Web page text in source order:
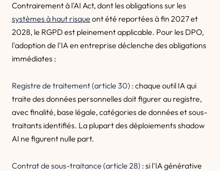
Contrairement à l'AI Act, dont les obligations sur les
systèmes à haut risque ont été reportées à fin 2027 et
2028, le RGPD est pleinement applicable. Pour les DPO,
l'adoption de l'IA en entreprise déclenche des obligations
immédiates :
Registre de traitement (article 30) : chaque outil IA qui
traite des données personnelles doit figurer au registre,
avec finalité, base légale, catégories de données et sous-
traitants identifiés. La plupart des déploiements shadow
AI ne figurent nulle part.
Contrat de sous-traitance (article 28) : si l'IA générative